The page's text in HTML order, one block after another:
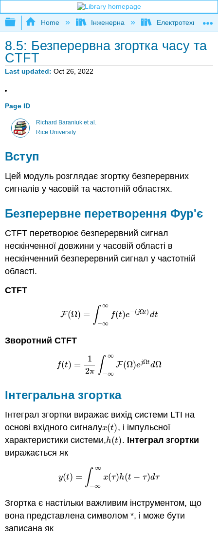
Expand/collapse global hierarchy
Home Інженерна Електротехніка
8.5: Безперервна згортка часу та
CTFT
Last updated Oct 26, 2022
Page ID
Richard Baraniuk et al.
Rice University
Вступ
Цей модуль розглядає згортку безперервних
сигналів у часовій та частотній областях.
Безперервне перетворення Фур'є
CTFT перетворює безперервний сигнал
нескінченної довжини у часовій області в
нескінченний безперервний сигнал у частотній
області.
CTFT
F(Ω) = ∫ ∞
−∞
f(t)e−(jΩt)dt
F(Ω) =∫ ∞ (t)e−(jΩt)dt
Зворотний CTFT
f(t) =
1
2π ∫ ∞
−∞
F(Ω)ejΩtdΩ
f(t) =1 2π∫− ∞ F(Ω)ejΩtdΩ
Інтегральна згортка
Інтеграл згортки виражає вихід системи LTI на
основі вхідного сигналуx(t)
x(t) , і імпульсної
характеристики системи,h(t)
h(t) . Інтеграл згортки
виражається як
y(t) = ∫ ∞
−∞
x(τ)h(t − τ)dτ
y( t)= ∫− ∞x(τ)h(t−τ) dτ
Згортка є настільки важливим інструментом, що
вона представлена символом *, і може бути
записана як